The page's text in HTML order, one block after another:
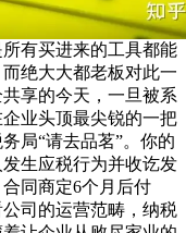
有买进来的工具都能
绝大大都老板对此一
享的今天，一旦被系
业头顶最尖锐的一把
局“请去品茗”。你的
生应税行为并收讫发
同商定6个月后付
司的运营范畴，纳税